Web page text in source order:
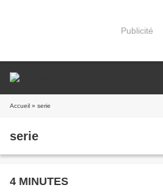
Publicité
Accueil » serie
serie
4 MINUTES